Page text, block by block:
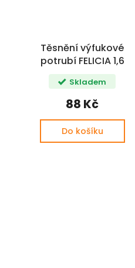
Těsnění výfukové
potrubí FELICIA 1,6
(032253039E)
Skladem
88 Kč
Do košíku